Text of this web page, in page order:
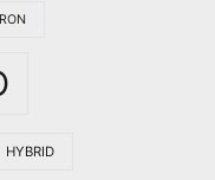
HYBRID